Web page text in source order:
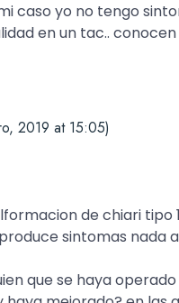
caso yo no tengo
en un tac..
2019 at 15:05)
de chiari
sintomas nada
que se haya